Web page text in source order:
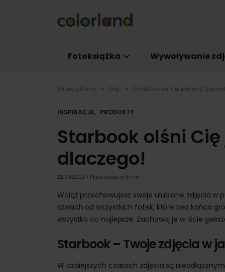
Fotoksiążka Wywoływanie
Strona główna Blog Starbook olśni Cię jakością.
INSPIRACJE, PRODUKTY
Starbook olśni
dlaczego!
22.09.2023 • Przeczytasz w 5 min.
Wciąż przechowujesz swoje ulubione zdjęcia
szwach od wszystkich fotek, które bez końca
wszystko co najlepsze. Zachowaj je w iście
Starbook – Twoje zdjęcia w
W dzisiejszych czasach zdjęcia są